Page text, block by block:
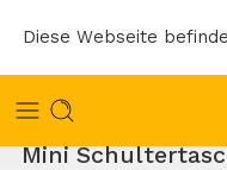
Diese Webseite
Mini